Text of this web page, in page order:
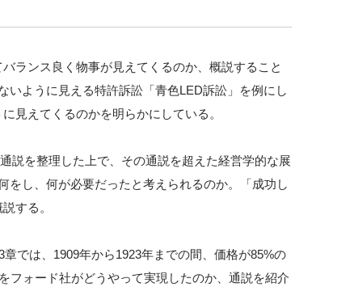
ランス良く物事が見えてくるのか、概説すること
いように見える特許訴訟「青色LED訴訟」を例にし
見えてくるのかを明らかにしている。
説を整理した上で、その通説を超えた経営学的な展
をし、何が必要だったと考えられるのか。「成功し
する。
では、1909年から1923年までの間、価格が85%の
フォード社がどうやって実現したのか、通説を紹介